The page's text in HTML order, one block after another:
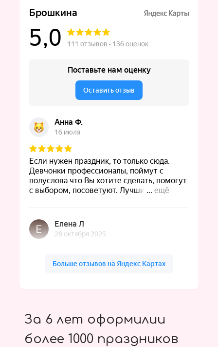
За 6 лет оформилии
более 1000 праздников